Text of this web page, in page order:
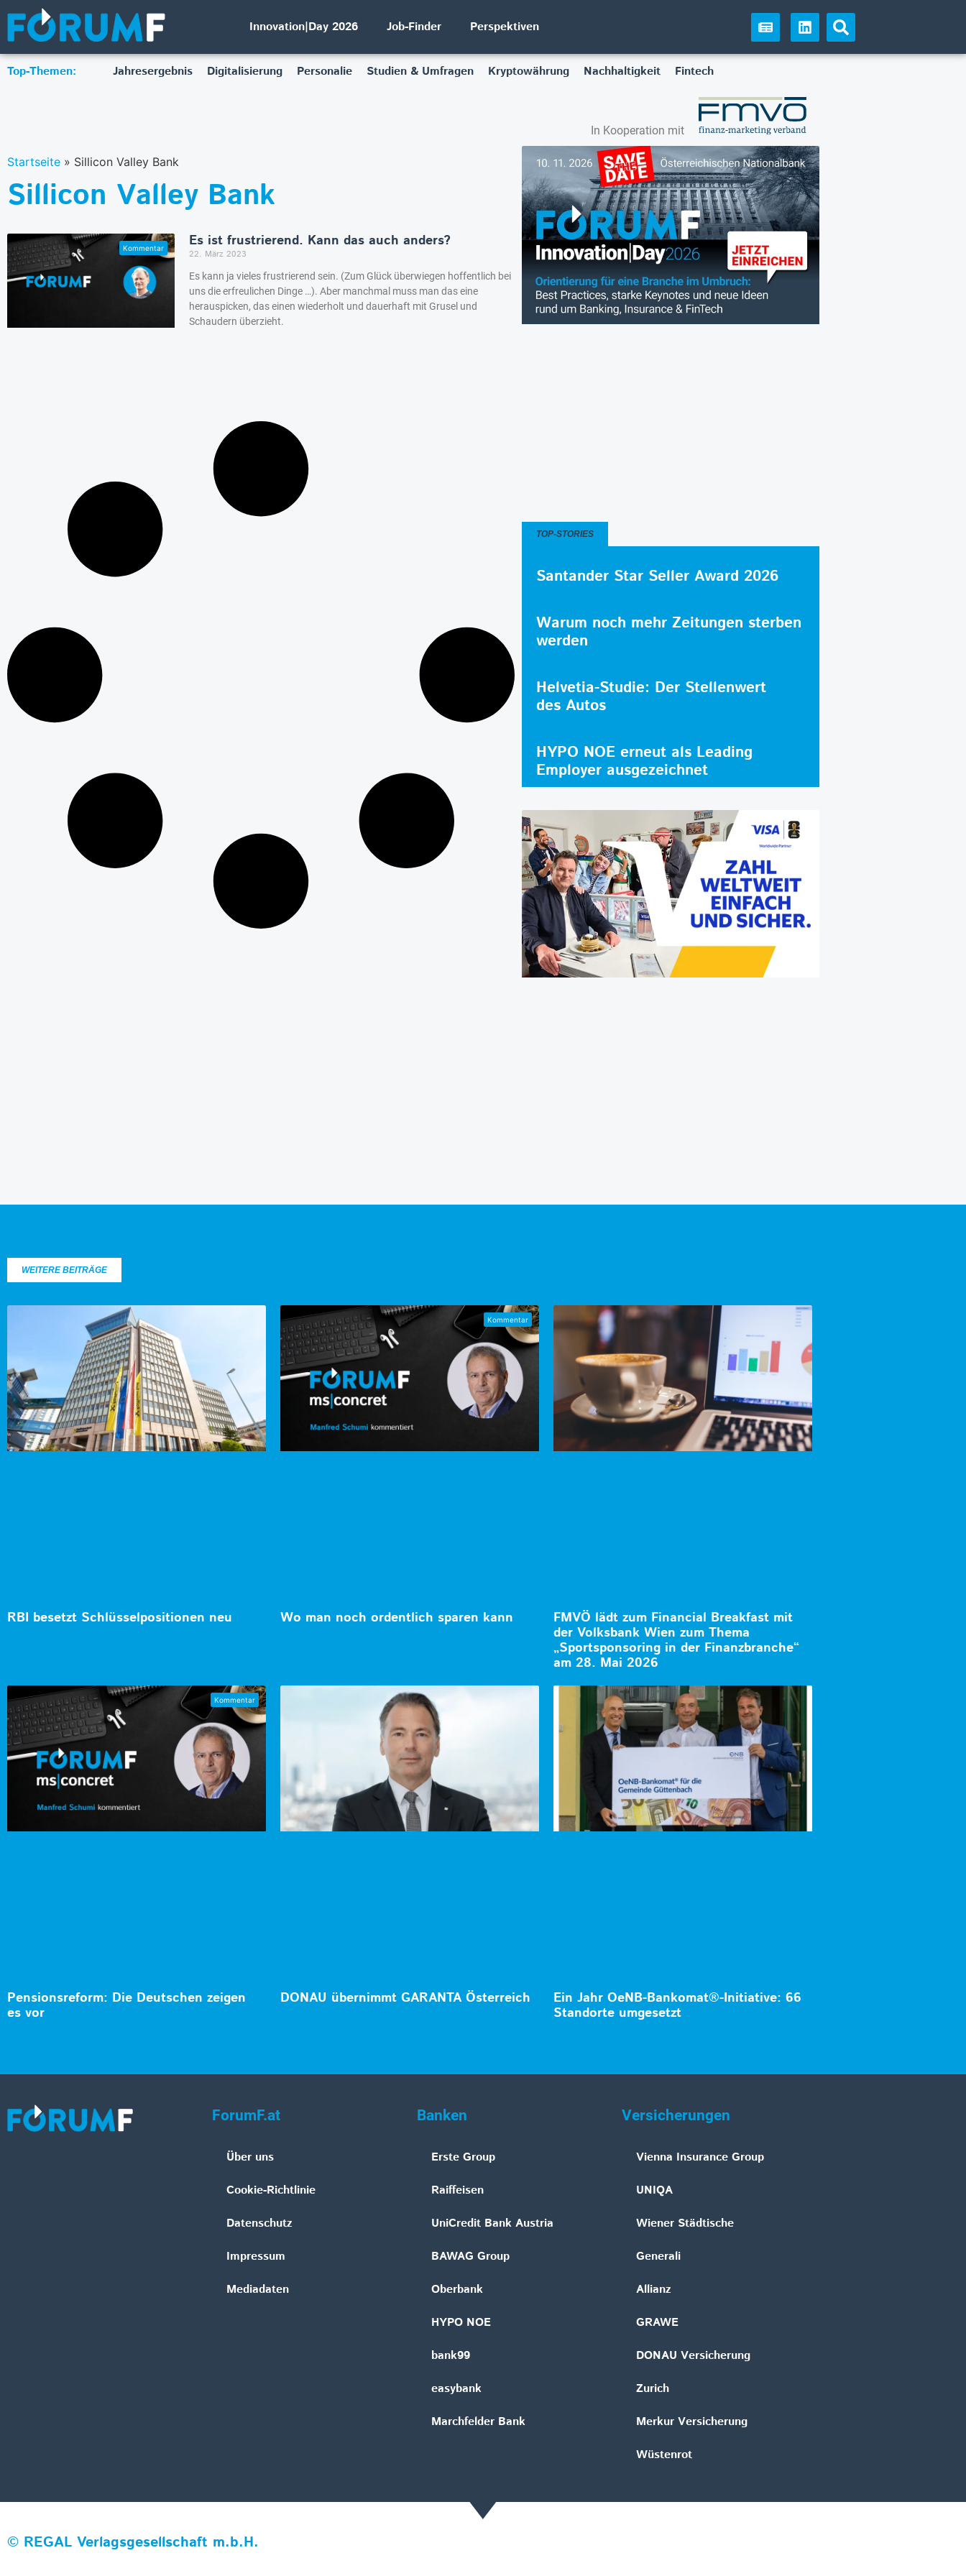
Innovation|Day 2026 Job-Finder Perspektiven
Top-Themen: Jahresergebnis Digitalisierung Personalie Studien & Umfragen Kryptowährung Nachhaltigkeit Fintech
In Kooperation mit
Startseite » Sillicon Valley Bank
Sillicon Valley Bank
Es ist frustrierend. Kann das auch anders?
22. März 2023
Es kann ja vieles frustrierend sein. (Zum Glück überwiegen hoffentlich bei
uns die erfreulichen Dinge …). Aber manchmal muss man das eine
herauspicken, das einen wiederholt und dauerhaft mit Grusel und
Schaudern überzieht.
TOP-STORIES
Santander Star Seller Award 2026
Warum noch mehr Zeitungen sterben
werden
Helvetia-Studie: Der Stellenwert
des Autos
HYPO NOE erneut als Leading
Employer ausgezeichnet
WEITERE BEITRÄGE
RBI besetzt Schlüsselpositionen neu Wo man noch ordentlich sparen kann
FMVÖ lädt zum Financial Breakfast mit
der Volksbank Wien zum Thema
„Sportsponsoring in der Finanzbranche“
am 28. Mai 2026
Pensionsreform: Die Deutschen zeigen
es vor
DONAU übernimmt GARANTA Österreich
Ein Jahr OeNB-Bankomat®-Initiative: 66
Standorte umgesetzt
ForumF.at
Über uns
Cookie-Richtlinie
Datenschutz
Impressum
Mediadaten
Banken
Erste Group
Raiffeisen
UniCredit Bank Austria
BAWAG Group
Oberbank
HYPO NOE
bank99
easybank
Marchfelder Bank
Versicherungen
Vienna Insurance Group
UNIQA
Wiener Städtische
Generali
Allianz
GRAWE
DONAU Versicherung
Zurich
Merkur Versicherung
Wüstenrot
© REGAL Verlagsgesellschaft m.b.H.